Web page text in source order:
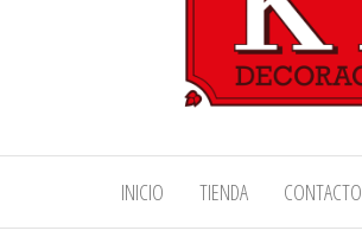
KT
Decoración
Decoración
INICIO TIENDA CONTACTO